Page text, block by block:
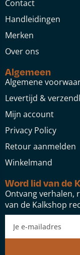
Contact
Handleidingen
Merken
Over ons
Algemeen
Algemene
Levertijd &
Mijn account
Privacy Policy
Retour aanmelden
Winkelmand
Word lid van de
Ontvang verhalen,
van de Kalkshop